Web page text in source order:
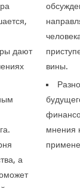
дают
а
вины.
мнения